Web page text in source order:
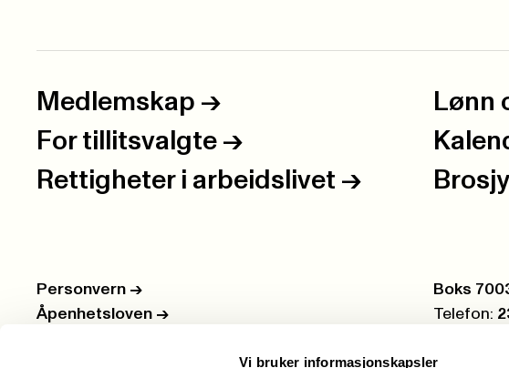
Vi bruker informasjonskapsler
Medlemskap -> Lønn
For tillitsvalgte ->
Rettigheter i arbeidslivet ->
Personvern ->
Åpenhetsloven ->
Postboks:
Boks
Telefon: